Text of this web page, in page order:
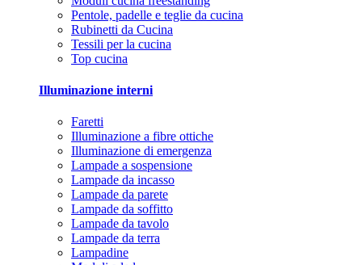
Pentole, padelle e teglie da cucina
Rubinetti da Cucina
Tessili per la cucina
Top cucina
Illuminazione interni
Faretti
Illuminazione a fibre ottiche
Illuminazione di emergenza
Lampade a sospensione
Lampade da incasso
Lampade da parete
Lampade da soffitto
Lampade da tavolo
Lampade da terra
Lampadine